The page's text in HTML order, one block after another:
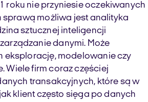
roku nie przyniesie oczekiwanych
sprawą możliwa jest analityka
sztucznej inteligencji
danymi. Może
eksplorację, modelowanie czy
Wiele firm coraz częściej
transakcyjnych, które są w
klient często sięga po danych